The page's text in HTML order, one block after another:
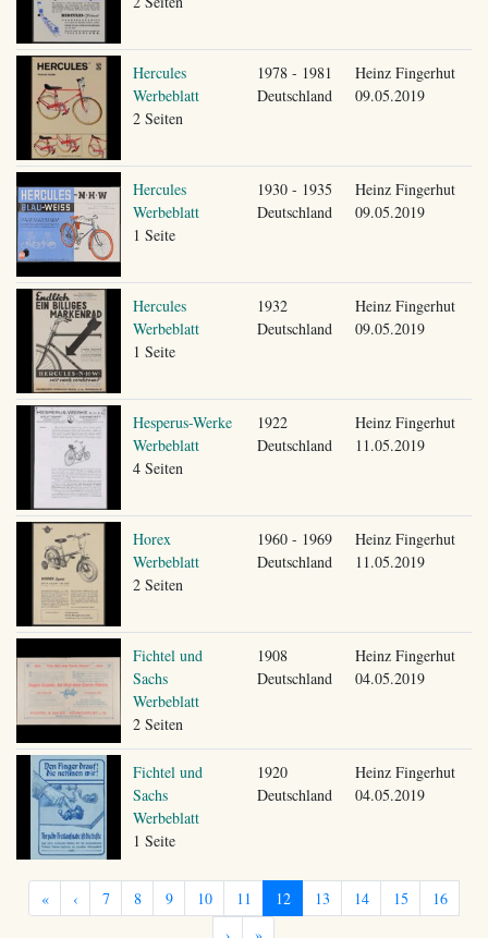
Hercules
Werbeblatt
2 Seiten
1978 - 1981
Deutschland
Heinz Fingerhut
09.05.2019
Hercules
Werbeblatt
1 Seite
1930 - 1935
Deutschland
Heinz Fingerhut
09.05.2019
Hercules
Werbeblatt
1 Seite
1932
Deutschland
Heinz Fingerhut
09.05.2019
Hesperus-Werke
Werbeblatt
4 Seiten
1922
Deutschland
Heinz Fingerhut
11.05.2019
Horex
Werbeblatt
2 Seiten
1960 - 1969
Deutschland
Heinz Fingerhut
11.05.2019
Fichtel und
Sachs
Werbeblatt
2 Seiten
1908
Deutschland
Heinz Fingerhut
04.05.2019
Fichtel und
Sachs
Werbeblatt
1 Seite
1920
Deutschland
Heinz Fingerhut
04.05.2019
« ‹ 7 8 9 10 11 12 13 14 15
16
›
»